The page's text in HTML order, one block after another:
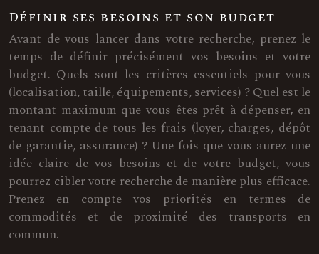
Définir ses besoins et son budget
Avant de vous lancer dans votre recherche, prenez le
temps de définir précisément vos besoins et votre
budget. Quels sont les critères essentiels pour vous
(localisation, taille, équipements, services) ? Quel est le
montant maximum que vous êtes prêt à dépenser, en
tenant compte de tous les frais (loyer, charges, dépôt
de garantie, assurance) ? Une fois que vous aurez une
idée claire de vos besoins et de votre budget, vous
pourrez cibler votre recherche de manière plus efficace.
Prenez en compte vos priorités en termes de
commodités et de proximité des transports en
commun.